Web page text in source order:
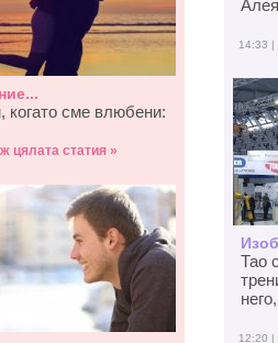
когато смe влюбени:
цялата статия »
14:33 |
Тао
12:20 |